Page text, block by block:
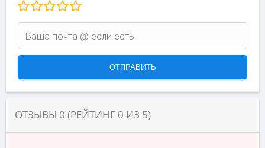
ОТЗЫВЫ 0 (РЕЙТИНГ 0 ИЗ 5)